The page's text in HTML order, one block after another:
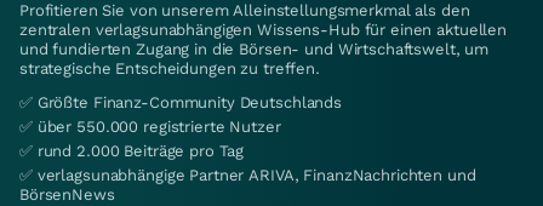
Profitieren Sie von unserem Alleinstellungsmerkmal als den
zentralen verlagsunabhängigen Wissens-Hub für einen aktuellen
und fundierten Zugang in die Börsen- und Wirtschaftswelt, um
strategische Entscheidungen zu treffen.
✅ Größte Finanz-Community Deutschlands
✅ über 550.000 registrierte Nutzer
✅ rund 2.000 Beiträge pro Tag
✅ verlagsunabhängige Partner ARIVA, FinanzNachrichten und
BörsenNews